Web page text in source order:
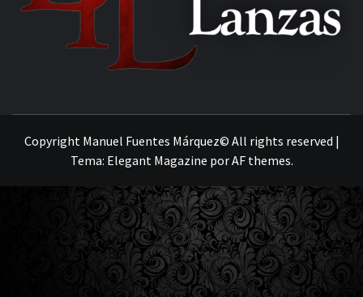
Copyright Manuel Fuentes Márquez© All rights reserved |
Tema: Elegant Magazine porAF themes.